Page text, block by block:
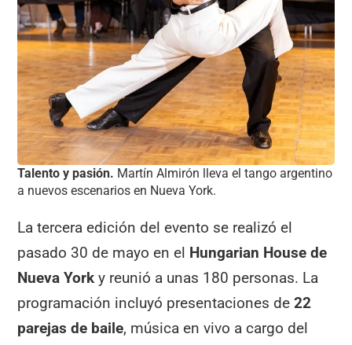
Talento y pasión. Martín Almirón lleva el tango argentino
a nuevos escenarios en Nueva York.
La tercera edición del evento se realizó el
pasado 30 de mayo en el Hungarian House de
Nueva York y reunió a unas 180 personas. La
programación incluyó presentaciones de22
parejas de baile, música en vivo a cargo del